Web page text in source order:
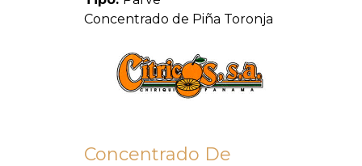
Concentrado de Piña Toronja
Concentrado De